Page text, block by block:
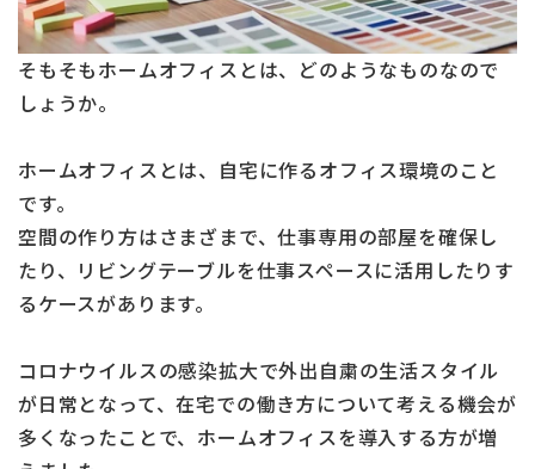
そもそもホームオフィスとは、どのようなものなので
しょうか。
ホームオフィスとは、自宅に作るオフィス環境のこと
です。
空間の作り方はさまざまで、仕事専用の部屋を確保し
たり、リビングテーブルを仕事スペースに活用したりす
るケースがあります。
コロナウイルスの感染拡大で外出自粛の生活スタイル
が日常となって、在宅での働き方について考える機会が
多くなったことで、ホームオフィスを導入する方が増